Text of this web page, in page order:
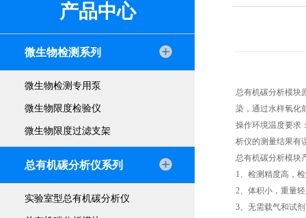
产品中心
微生物检测系列
微生物检测专用泵
微生物限度检验仪
微生物限度过滤支架
总有机碳分析仪系列
实验室型总有机碳分析仪
总有机碳分析模块
染，通过水样氧化
操作环境温度要求
析仪的测量结果
总有机碳分析模
1、检测精度高，
2、体积小，重量
3、无需载气和试